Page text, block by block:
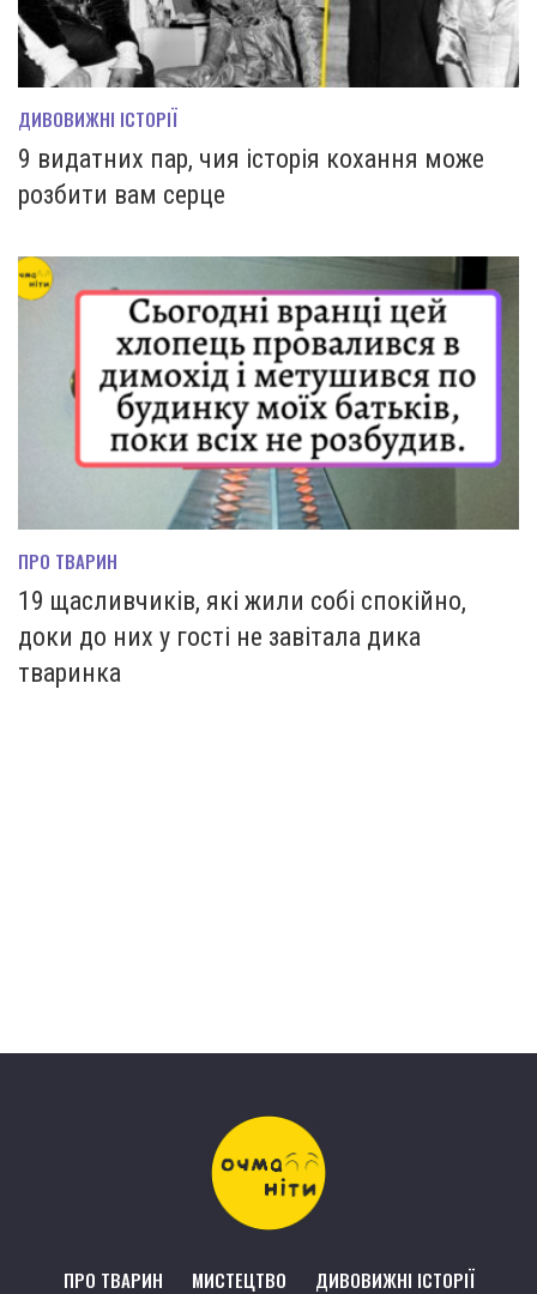
ДИВОВИЖНІ ІСТОРІЇ
9 видатних пар, чия історія кохання може
розбити вам серце
ПРО ТВАРИН
19 щасливчиків, які жили собі спокійно,
доки до них у гості не завітала дика
тваринка
ПРО ТВАРИН МИСТЕЦТВО ДИВОВИЖНІ ІСТОРІЇ